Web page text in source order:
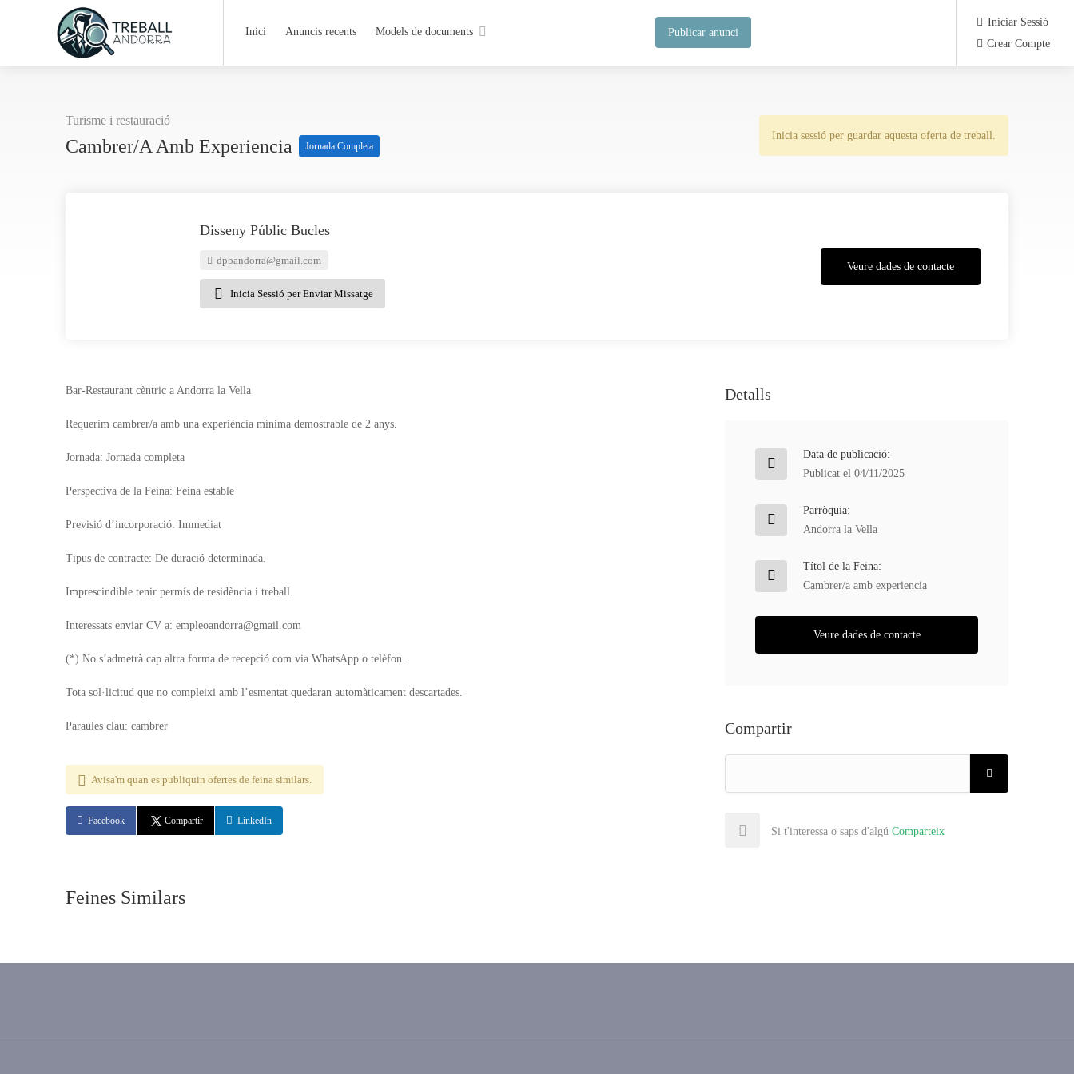
Inici Anuncis recents Models de documents Publicar anunci
Iniciar Sessió
Crear Compte
Turisme i restauració
Cambrer/a Amb Experiencia Jornada Completa
Inicia sessió per guardar aquesta oferta de treball.
Disseny Públic Bucles
dpbandorra@gmail.com
Inicia Sessió per Enviar Missatge
Veure dades de contacte
Bar-Restaurant cèntric a Andorra la Vella
Requerim cambrer/a amb una experiència mínima demostrable de 2 anys.
Jornada: Jornada completa
Perspectiva de la Feina: Feina estable
Previsió d’incorporació: Immediat
Tipus de contracte: De duració determinada.
Imprescindible tenir permís de residència i treball.
Interessats enviar CV a: empleoandorra@gmail.com
(*) No s’admetrà cap altra forma de recepció com via WhatsApp o telèfon.
Tota sol·licitud que no compleixi amb l’esmentat quedaran automàticament descartades.
Paraules clau: cambrer
Avisa'm quan es publiquin ofertes de feina similars.
Facebook Compartir LinkedIn
Feines Similars
Detalls
Data de publicació:
Publicat el 04/11/2025
Parròquia:
Andorra la Vella
Títol de la Feina:
Cambrer/a amb experiencia
Veure dades de contacte
Compartir
Si t'interessa o saps d'algú Comparteix